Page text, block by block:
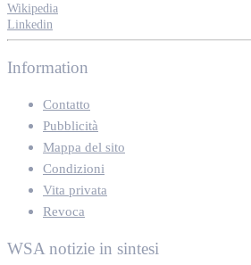
Wikipedia
Linkedin
Information
Contatto
Pubblicità
Mappa del sito
Condizioni
Vita privata
Revoca
WSA notizie in sintesi